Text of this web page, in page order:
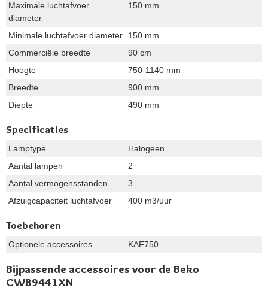
Maximale luchtafvoer
diameter
150 mm
Minimale luchtafvoer diameter
150 mm
Commerciële breedte
90 cm
Hoogte
750-1140 mm
Breedte
900 mm
Diepte
490 mm
Specificaties
Lamptype
Halogeen
Aantal lampen
2
Aantal vermogensstanden
3
Afzuigcapaciteit luchtafvoer
400 m3/uur
Toebehoren
Optionele accessoires KAF750
Bijpassende accessoires voor de Beko
CWB9441XN